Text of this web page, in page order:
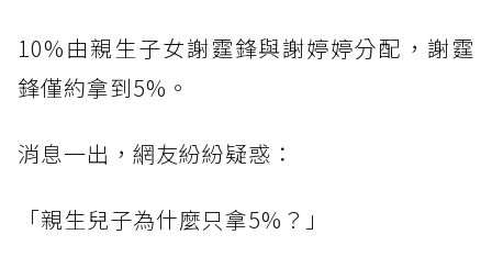
10%由親生子女謝霆鋒與謝婷婷分配，謝霆
鋒僅約拿到5%。
消息一出，網友紛紛疑惑：
「親生兒子為什麼只拿5%？」